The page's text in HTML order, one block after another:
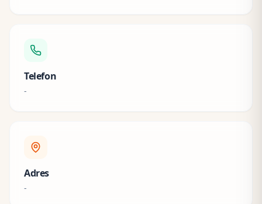
Telefon
-
Adres
-